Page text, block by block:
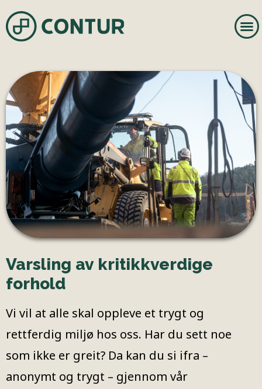
Varsling av kritikkverdige
forhold
Vi vil at alle skal oppleve et trygt og
rettferdig miljø hos oss. Har du sett noe
som ikke er greit? Da kan du si ifra –
anonymt og trygt – gjennom vår